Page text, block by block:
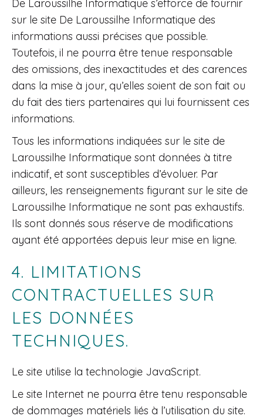
De Laroussilhe Informatique s’efforce de fournir
sur le site De Laroussilhe Informatique des
informations aussi précises que possible.
Toutefois, il ne pourra être tenue responsable
des omissions, des inexactitudes et des carences
dans la mise à jour, qu’elles soient de son fait ou
du fait des tiers partenaires qui lui fournissent ces
informations.
Tous les informations indiquées sur le site de
Laroussilhe Informatique sont données à titre
indicatif, et sont susceptibles d’évoluer. Par
ailleurs, les renseignements figurant sur le site de
Laroussilhe Informatique ne sont pas exhaustifs.
Ils sont donnés sous réserve de modifications
ayant été apportées depuis leur mise en ligne.
4. LIMITATIONS
CONTRACTUELLES SUR
LES DONNÉES
TECHNIQUES.
Le site utilise la technologie JavaScript.
Le site Internet ne pourra être tenu responsable
de dommages matériels liés à l’utilisation du site.